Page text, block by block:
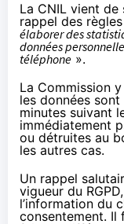
La CNIL vient
rappel des
élaborer des
données
téléphone ».
La Commission
les données
minutes suivant
immédiatement
ou détruites au
les autres cas.
Un rappel
vigueur du RGPD
l’information du
consentement. Il